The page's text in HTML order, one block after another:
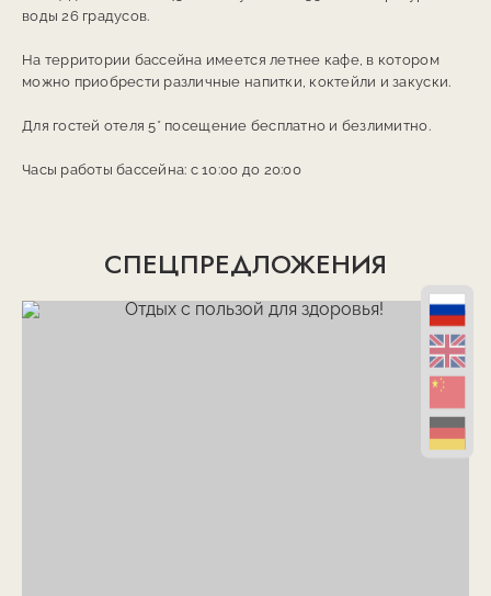
воды 26 градусов.
На территории бассейна имеется летнее кафе, в котором
можно приобрести различные напитки, коктейли и закуски.
Для гостей отеля 5* посещение бесплатно и безлимитно.
Часы работы бассейна: с 10:00 до 20:00
СПЕЦПРЕДЛОЖЕНИЯ